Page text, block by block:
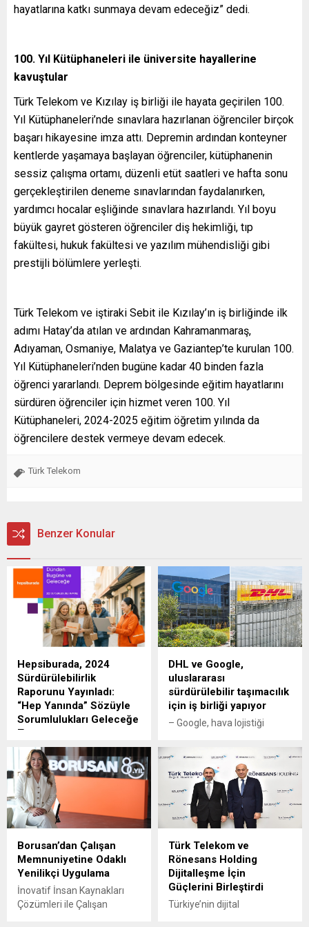
hayatlarına katkı sunmaya devam edeceğiz” dedi.
100. Yıl Kütüphaneleri ile üniversite hayallerine
kavuştular
Türk Telekom ve Kızılay iş birliği ile hayata geçirilen 100.
Yıl Kütüphaneleri’nde sınavlara hazırlanan öğrenciler birçok
başarı hikayesine imza attı. Depremin ardından konteyner
kentlerde yaşamaya başlayan öğrenciler, kütüphanenin
sessiz çalışma ortamı, düzenli etüt saatleri ve hafta sonu
gerçekleştirilen deneme sınavlarından faydalanırken,
yardımcı hocalar eşliğinde sınavlara hazırlandı. Yıl boyu
büyük gayret gösteren öğrenciler diş hekimliği, tıp
fakültesi, hukuk fakültesi ve yazılım mühendisliği gibi
prestijli bölümlere yerleşti.
Türk Telekom ve iştiraki Sebit ile Kızılay’ın iş birliğinde ilk
adımı Hatay’da atılan ve ardından Kahramanmaraş,
Adıyaman, Osmaniye, Malatya ve Gaziantep’te kurulan 100.
Yıl Kütüphaneleri’nden bugüne kadar 40 binden fazla
öğrenci yararlandı. Deprem bölgesinde eğitim hayatlarını
sürdüren öğrenciler için hizmet veren 100. Yıl
Kütüphaneleri, 2024-2025 eğitim öğretim yılında da
öğrencilere destek vermeye devam edecek.
Türk Telekom
Benzer Konular
Hepsiburada, 2024
Sürdürülebilirlik
Raporunu Yayınladı:
“Hep Yanında” Sözüyle
Sorumlulukları Geleceğe
Taşıyor
Birleşmiş Milletler Küresel
İlkeler Sözleşmesi ve
Kadının Güçlenmesi
Prensipleri imzacısı
Hepsiburada, ilk kez iklim
bağlantılı risk ve fırsat
Sürdürülebilirlik Raporu’nu
yayımladı. Birleşmiş Milletler
Küresel İlkeler Sözleşmesi
ve Kadının Güçlenmesi
Prensipleri imzacısı olan
DHL ve Google,
uluslararası
sürdürülebilir taşımacılık
için iş birliği yapıyor
– Google, hava lojistiği
azaltmak için DHL Express
GoGreen Plus hizmetini
kullanacak ve Sürdürülebilir
Havacılık Yakıtına (SAF)
yatırım yapacak. – Bu uzun
2023 arasında SAF
çerçevesinde yürütülen
başarılı bir pilot projenin
ardından gerçekleştiriliyor.
26 Temmuz 2024: Dünyanın
Borusan’dan Çalışan
Memnuniyetine Odaklı
Yenilikçi Uygulama
İnovatif İnsan Kaynakları
Çözümleri ile Çalışan
Türk Telekom ve
Rönesans Holding
Dijitalleşme İçin
Güçlerini Birleştirdi
Türkiye’nin dijital